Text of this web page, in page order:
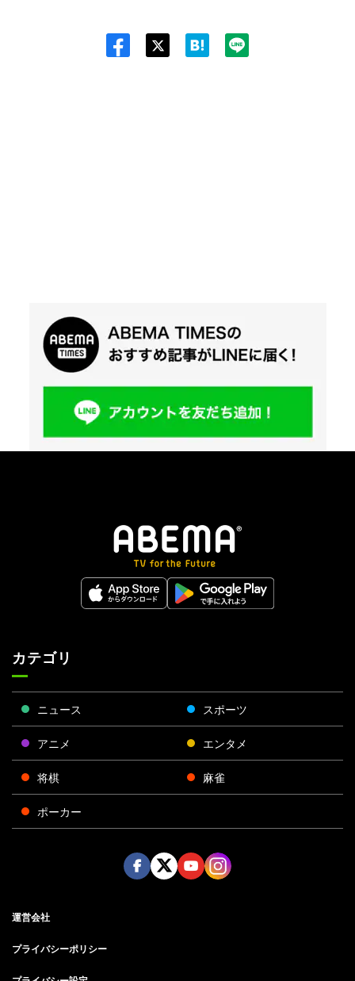
カテゴリ
ニュース スポーツ
アニメ エンタメ
将棋 麻雀
ポーカー
運営会社
プライバシーポリシー